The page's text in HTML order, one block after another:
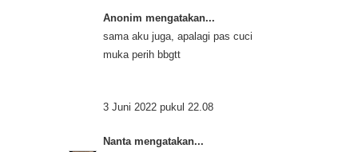
Anonim mengatakan...
sama aku juga, apalagi pas cuci
muka perih bbgtt
3 Juni 2022 pukul 22.08
Nantamengatakan...